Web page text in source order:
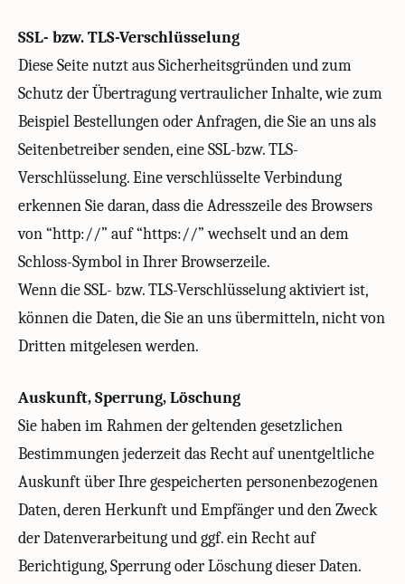
SSL- bzw. TLS-Verschlüsselung
Diese Seite nutzt aus Sicherheitsgründen und zum
Schutz der Übertragung vertraulicher Inhalte, wie zum
Beispiel Bestellungen oder Anfragen, die Sie an uns als
Seitenbetreiber senden, eine SSL-bzw. TLS-
Verschlüsselung. Eine verschlüsselte Verbindung
erkennen Sie daran, dass die Adresszeile des Browsers
von “http://” auf “https://” wechselt und an dem
Schloss-Symbol in Ihrer Browserzeile.
Wenn die SSL- bzw. TLS-Verschlüsselung aktiviert ist,
können die Daten, die Sie an uns übermitteln, nicht von
Dritten mitgelesen werden.
Auskunft, Sperrung, Löschung
Sie haben im Rahmen der geltenden gesetzlichen
Bestimmungen jederzeit das Recht auf unentgeltliche
Auskunft über Ihre gespeicherten personenbezogenen
Daten, deren Herkunft und Empfänger und den Zweck
der Datenverarbeitung und ggf. ein Recht auf
Berichtigung, Sperrung oder Löschung dieser Daten.